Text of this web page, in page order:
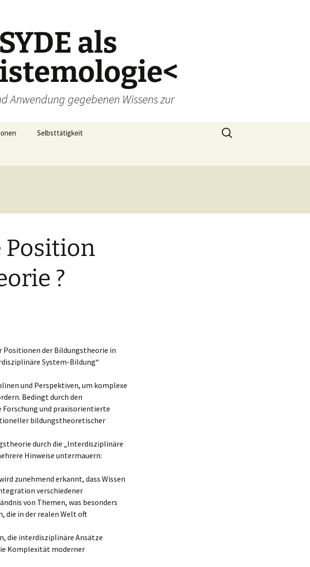
als
Anwendung gegebenen Wissens zur
Selbsttätigkeit
Suchen
nach:
Position
?
Positionen der Bildungstheorie in
System-Bildung“
und Perspektiven, um komplexe
Bedingt durch den
Forschung und praxisorientierte
bildungstheoretischer
durch die „Interdisziplinäre
Hinweise untermauern:
zunehmend erkannt, dass Wissen
verschiedener
von Themen, was besonders
die in der realen Welt oft
die interdisziplinäre Ansätze
Komplexität moderner